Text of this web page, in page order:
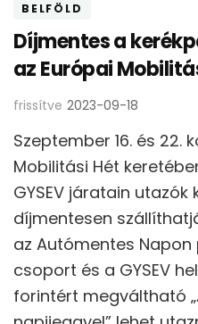
BELFÖLD
Díjmentes a
az Európai
frissítve 2023-09-18
Szeptember 16. és 22.
Mobilitási Hét
GYSEV járatain utazók
díjmentesen
az Autómentes Napon
csoport és a GYSEV
forintért megváltható